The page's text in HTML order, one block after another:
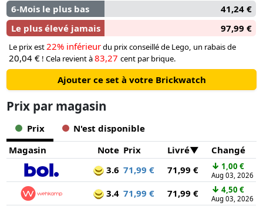
6-Mois le plus bas
41,24 €
Le plus élevé jamais
97,99 €
Le prix est22% inférieurdu prix conseillé de Lego, un rabais de
20,04 € ! Cela revient à83,27 cent par brique.
Ajouter ce set à votre Brickwatch
Prix ​​par magasin
Prix
N'est disponible
Magasin
Note Prix Livré
Changé
3.6 71,99 € 71,99 € ↓ 1,00 €
Aug 03, 2026
3.4 71,99 € 71,99 € ↓ 4,50 €
Aug 03, 2026